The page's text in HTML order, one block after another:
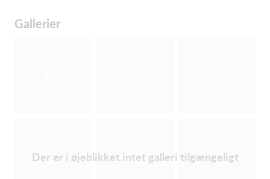
Gallerier
Der er i øjeblikket intet galleri tilgængeligt